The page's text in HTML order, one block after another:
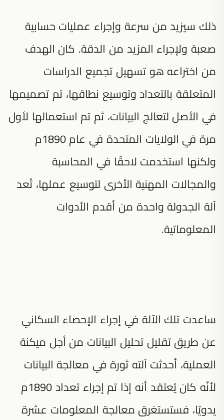
ذلك سيزيد من سرعة وإجراء عمليات حسابية
صعبة ولإجراء المزيد من الدقة. كان الهدف
من اختراعه هو تسهيل تجميع الدراسات
المتعلقة بالتعداد وتوسيع نطاقها، تم تصميمها
في الأصل لتعالج البيانات، ثم تم استعمالها لأول
مرة في الولايات المتحدة في عام 1890م
ولكنها استخدمت لاحقًا في المحاسبة
والمجالات المهنية الأخرى لتوسيع عملها، تُعد
آلة الجدولة واحدة من أقدم الأدوات
المعلوماتية.
ساعدت تلك الآلة في إجراء الإحصاء السكاني
عن طريق تقليل تحليل البيانات من أجل ميكنة
العملية، أحدثت آلته ثورة في معالجة البيانات
لأنّه كان يُعتقد أنه إذا تم إجراء تعداد 1890م
يدويًا، فستستغرق معالجة المعلومات عشرة